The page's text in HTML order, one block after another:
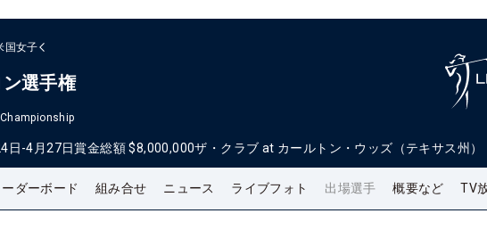
国女子
選手権
日-4月27日賞金総額 $8,000,000ザ・クラブ at カールトン・ウッズ（テキサス州）
ーダーボード 組み合せ ニュース ライブフォト 出場選手 概要など TV